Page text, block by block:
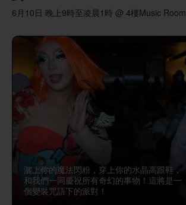
6月10日 晚上9時至凌晨1時 @ 4樓Music Room
灑上你的魔法閃粉，穿上你的水晶高跟鞋，
和我們一同慶祝所有奇幻的事物！這將是一
個變裝咒語下的派對！